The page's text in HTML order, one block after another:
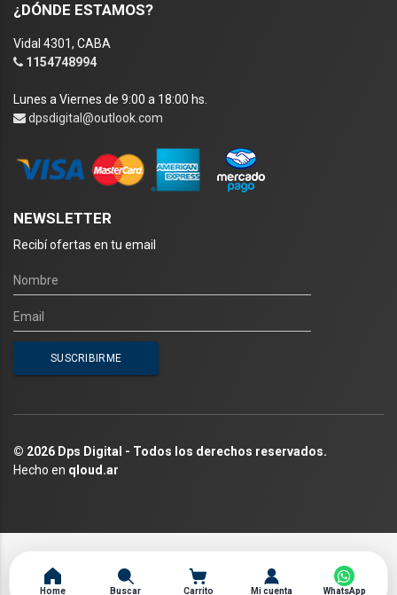
¿DÓNDE ESTAMOS?
Vidal 4301, CABA
1154748994
Lunes a Viernes de 9:00 a 18:00 hs.
dpsdigital@outlook.com
NEWSLETTER
Recibí ofertas en tu email
© 2026 Dps Digital - Todos los derechos reservados.
Hecho en qloud.ar
Home Buscar Carrito Mi cuenta